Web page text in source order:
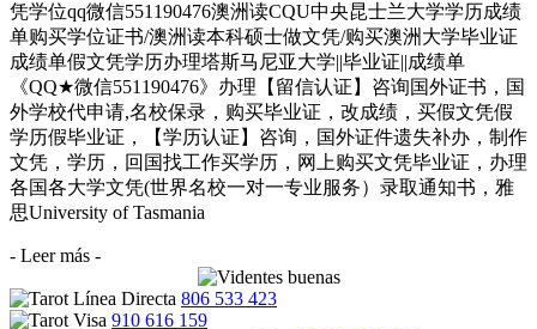
凭学位qq微信551190476澳洲读CQU中央昆士兰大学学历成绩
单购买学位证书/澳洲读本科硕士做文凭/购买澳洲大学毕业证
成绩单假文凭学历办理塔斯马尼亚大学||毕业证||成绩单
《QQ★微信551190476》办理【留信认证】咨询国外证书，国
外学校代申请,名校保录，购买毕业证，改成绩，买假文凭假
学历假毕业证，【学历认证】咨询，国外证件遗失补办，制作
文凭，学历，回国找工作买学历，网上购买文凭毕业证，办理
各国各大学文凭(世界名校一对一专业服务）录取通知书，雅
思University of Tasmania
- Leer más -
806 533 423
910 616 159